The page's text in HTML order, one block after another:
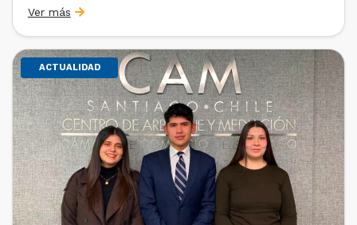
Derecho Internacional de la Facultad de Derecho de la
Universidad de Chile y […]
Ver más
ACTUALIDAD